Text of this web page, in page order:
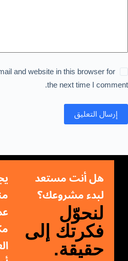
and website in this browser for
the next time I comment.
إرسال التعليق
هل أنت مستعد
لبدء مشروعك؟
لنحوّل
فكرتك إلى
حقيقة.